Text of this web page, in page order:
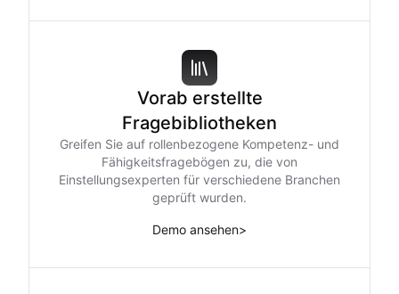
Vorab erstellte
Fragebibliotheken
Greifen Sie auf rollenbezogene Kompetenz- und
Fähigkeitsfragebögen zu, die von
Einstellungsexperten für verschiedene Branchen
geprüft wurden.
Demo ansehen>